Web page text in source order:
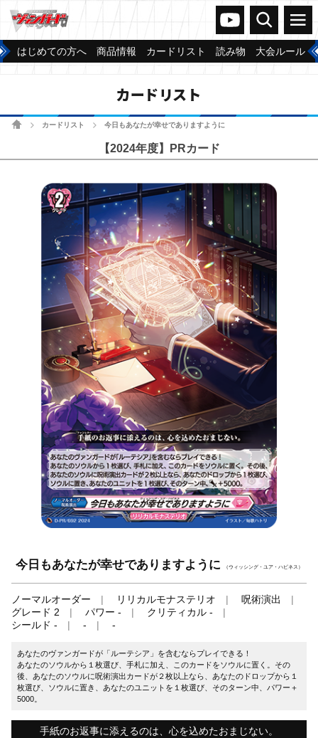
ヴァンガードch
検索 メニュー
はじめての方へ 商品情報 カードリスト 読み物 大会ルール
カードリスト
ホームカードリスト 今日もあなたが幸せでありますように
【2024年度】PRカード
今日もあなたが幸せでありますように （ウィッシング・ユア・ハピネス）
ノーマルオーダー リリカルモナステリオ
呪術演出
グレード 2
パワー -
クリティカル -
シールド -
- -
あなたのヴァンガードが「ルーテシア」を含むならプレイできる！
あなたのソウルから１枚選び、手札に加え、このカードをソウルに置く。その
後、あなたのソウルに呪術演出カードが２枚以上なら、あなたのドロップから１
枚選び、ソウルに置き、あなたのユニットを１枚選び、そのターン中、パワー＋
5000。
手紙のお返事に添えるのは、心を込めたおまじない。